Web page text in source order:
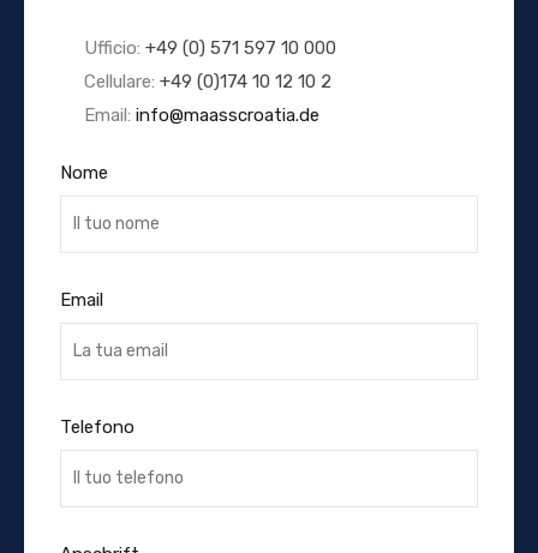
Ufficio: +49 (0) 571 597 10 000
Cellulare: +49 (0)174 10 12 10 2
Email: info@maasscroatia.de
Nome
Email
Telefono